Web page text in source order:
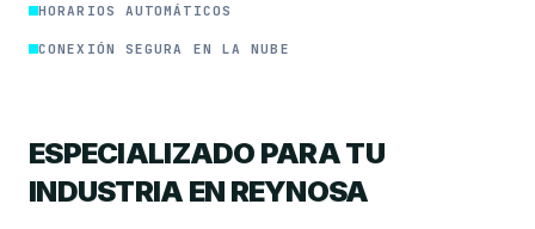
HORARIOS AUTOMÁTICOS
CONEXIÓN SEGURA EN LA NUBE
ESPECIALIZADO PARA TU
INDUSTRIA EN REYNOSA